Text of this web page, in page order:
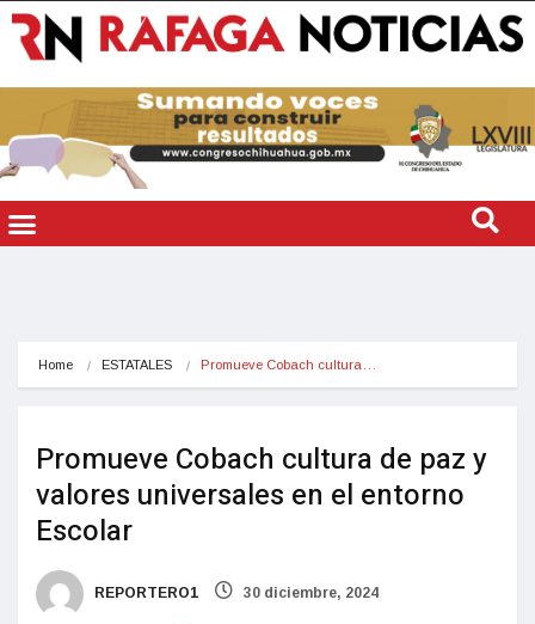
Home ESTATALES Promueve Cobach cultura…
Promueve Cobach cultura de paz y
valores universales en el entorno
Escolar
REPORTERO1 30 diciembre, 2024